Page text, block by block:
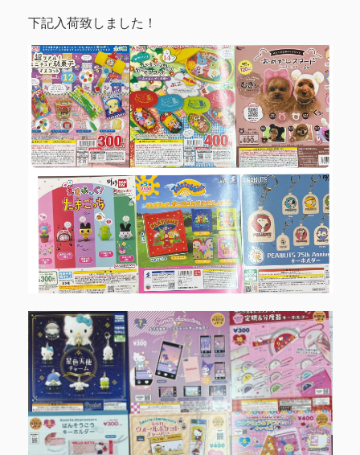
下記入荷致しました！